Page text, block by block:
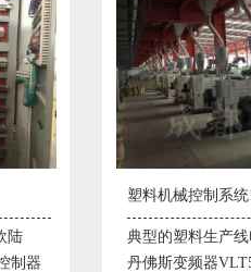
制系统1
生产线电控系统配置：
器VLT5000， RKC温控